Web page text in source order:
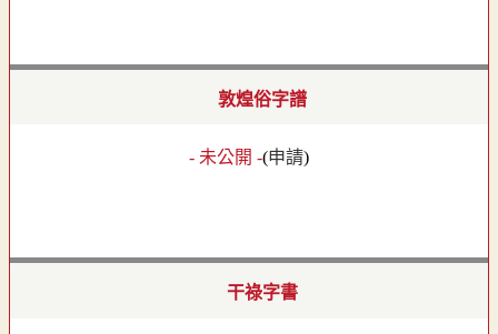
敦煌俗字譜
- 未公開 -(申請)
干祿字書